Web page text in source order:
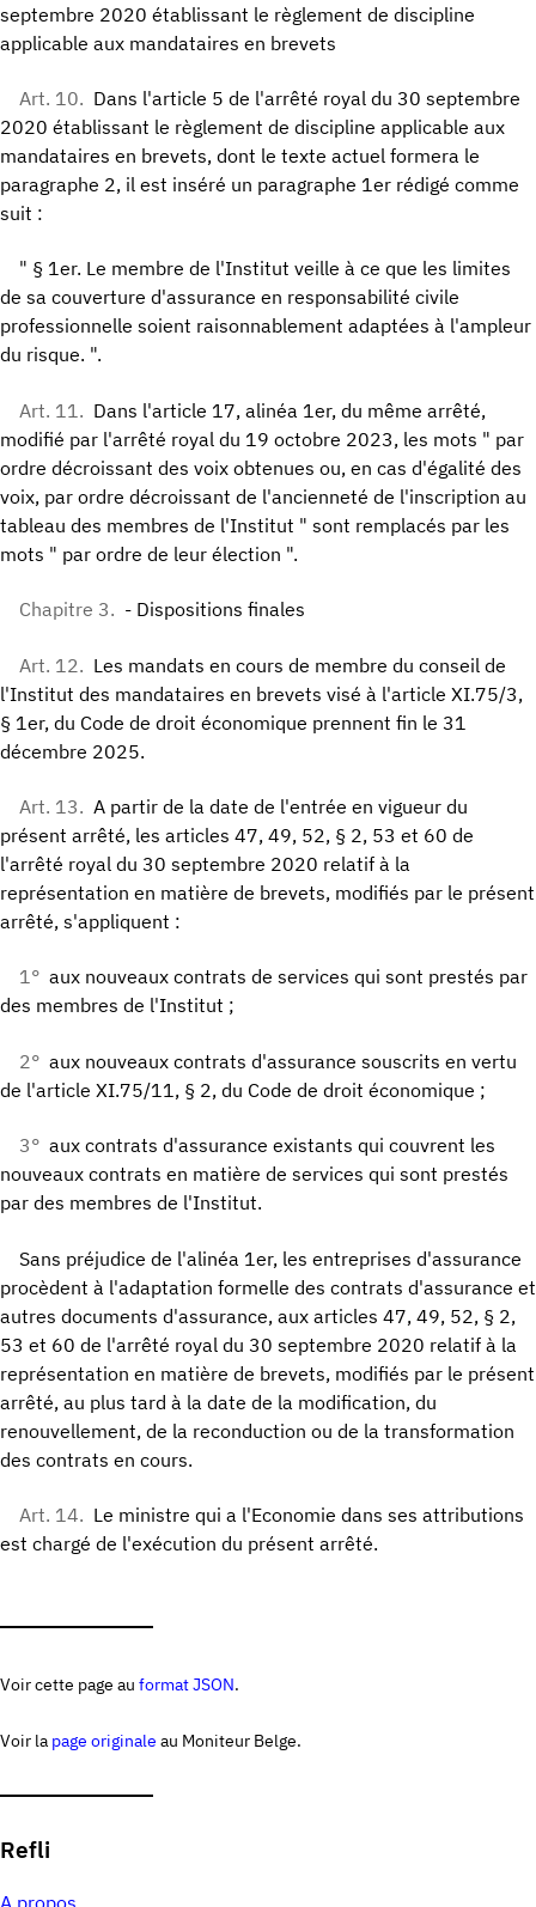
septembre 2020 établissant le règlement de discipline
applicable aux mandataires en brevets
Art. 10. Dans l'article 5 de l'arrêté royal du 30 septembre
2020 établissant le règlement de discipline applicable aux
mandataires en brevets, dont le texte actuel formera le
paragraphe 2, il est inséré un paragraphe 1er rédigé comme
suit :
" § 1er. Le membre de l'Institut veille à ce que les limites
de sa couverture d'assurance en responsabilité civile
professionnelle soient raisonnablement adaptées à l'ampleur
du risque. ".
Art. 11. Dans l'article 17, alinéa 1er, du même arrêté,
modifié par l'arrêté royal du 19 octobre 2023, les mots " par
ordre décroissant des voix obtenues ou, en cas d'égalité des
voix, par ordre décroissant de l'ancienneté de l'inscription au
tableau des membres de l'Institut " sont remplacés par les
mots " par ordre de leur élection ".
Chapitre 3. - Dispositions finales
Art. 12. Les mandats en cours de membre du conseil de
l'Institut des mandataires en brevets visé à l'article XI.75/3,
§ 1er, du Code de droit économique prennent fin le 31
décembre 2025.
Art. 13. A partir de la date de l'entrée en vigueur du
présent arrêté, les articles 47, 49, 52, § 2, 53 et 60 de
l'arrêté royal du 30 septembre 2020 relatif à la
représentation en matière de brevets, modifiés par le présent
arrêté, s'appliquent :
1° aux nouveaux contrats de services qui sont prestés par
des membres de l'Institut ;
2° aux nouveaux contrats d'assurance souscrits en vertu
de l'article XI.75/11, § 2, du Code de droit économique ;
3° aux contrats d'assurance existants qui couvrent les
nouveaux contrats en matière de services qui sont prestés
par des membres de l'Institut.
Sans préjudice de l'alinéa 1er, les entreprises d'assurance
procèdent à l'adaptation formelle des contrats d'assurance et
autres documents d'assurance, aux articles 47, 49, 52, § 2,
53 et 60 de l'arrêté royal du 30 septembre 2020 relatif à la
représentation en matière de brevets, modifiés par le présent
arrêté, au plus tard à la date de la modification, du
renouvellement, de la reconduction ou de la transformation
des contrats en cours.
Art. 14. Le ministre qui a l'Economie dans ses attributions
est chargé de l'exécution du présent arrêté.
Voir cette page au format JSON.
Voir la page originale au Moniteur Belge.
Refli
A propos